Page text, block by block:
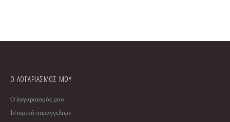
Ο ΛΟΓΑΡΙΑΣΜΟΣ ΜΟΥ
Ο λογαριασμός μου
Ιστορικό παραγγελιών